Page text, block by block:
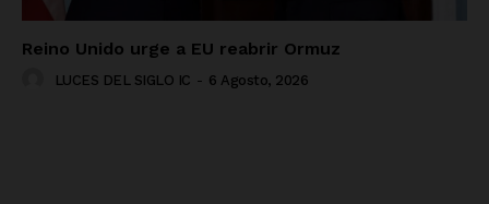
Reino Unido urge a EU reabrir Ormuz
LUCES DEL SIGLO IC - 6 Agosto, 2026